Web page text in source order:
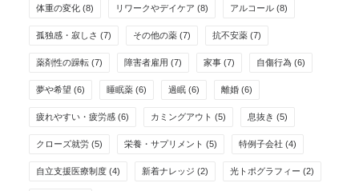
体重の変化 (8) リワークやデイケア (8) アルコール (8)
孤独感・寂しさ (7) その他の薬 (7) 抗不安薬 (7)
薬剤性の躁転 (7) 障害者雇用 (7) 家事 (7) 自傷行為 (6)
夢や希望 (6) 睡眠薬 (6) 過眠 (6) 離婚 (6)
疲れやすい・疲労感 (6) カミングアウト (5) 息抜き (5)
クローズ就労 (5) 栄養・サプリメント (5) 特例子会社 (4)
自立支援医療制度 (4) 新着ナレッジ (2) 光トポグラフィー (2)